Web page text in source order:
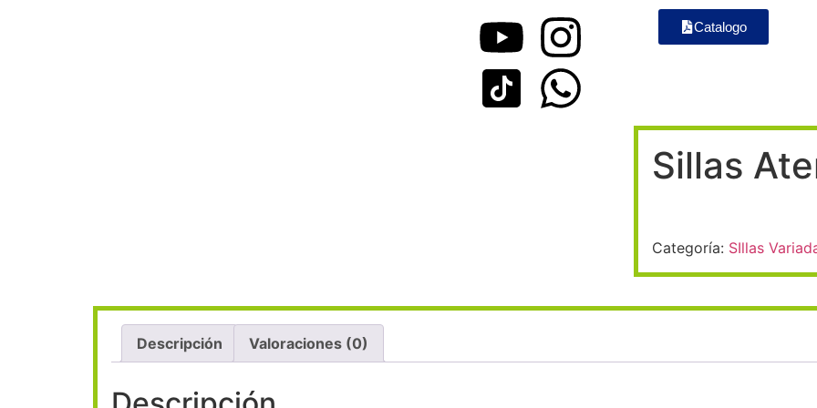
casibomholiganbetcasinos
Catalogo
Sillas
Categoría: SIllas
Descripción Valoraciones (0)